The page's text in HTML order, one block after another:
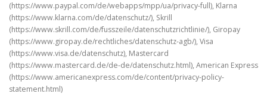
(https://www.paypal.com/de/webapps/mpp/ua/privacy-full), Klarna
(https://www.klarna.com/de/datenschutz/), Skrill
(https://www.skrill.com/de/fusszeile/datenschutzrichtlinie/), Giropay
(https://www.giropay.de/rechtliches/datenschutz-agb/), Visa
(https://www.visa.de/datenschutz), Mastercard
(https://www.mastercard.de/de-de/datenschutz.html), American Express
(https://www.americanexpress.com/de/content/privacy-policy-
statement.html)